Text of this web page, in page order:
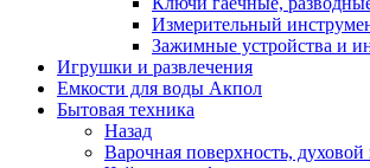
Измерительный
Зажимные устройства и
Игрушки и развлечения
Емкости для воды Акпол
Бытовая техника
Назад
Варочная поверхность,